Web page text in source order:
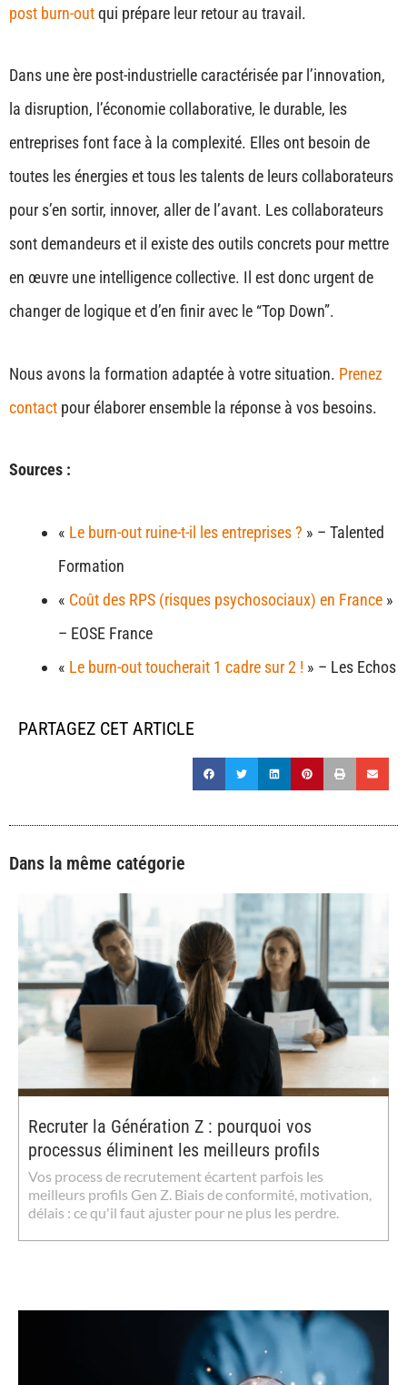
post burn-outqui prépare leur retour au travail.
Dans une ère post-industrielle caractérisée par l’innovation,
la disruption, l’économie collaborative, le durable, les
entreprises font face à la complexité. Elles ont besoin de
toutes les énergies et tous les talents de leurs collaborateurs
pour s’en sortir, innover, aller de l’avant. Les collaborateurs
sont demandeurs et il existe des outils concrets pour mettre
en œuvre une intelligence collective. Il est donc urgent de
changer de logique et d’en finir avec le “Top Down”.
Nous avons la formation adaptée à votre situation. Prenez
contact pour élaborer ensemble la réponse à vos besoins.
Sources :
« Le burn-out ruine-t-il les entreprises ? » – Talented
Formation
« Coût des RPS (risques psychosociaux) en France »
– EOSE France
« Le burn-out toucherait 1 cadre sur 2 ! » – Les Echos
PARTAGEZ CET ARTICLE
Dans la même catégorie
Recruter la Génération Z : pourquoi vos
processus éliminent les meilleurs profils
Vos process de recrutement écartent parfois les
meilleurs profils Gen Z. Biais de conformité, motivation,
délais : ce qu'il faut ajuster pour ne plus les perdre.